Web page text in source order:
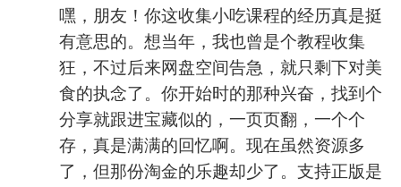
嘿，朋友！你这收集小吃课程的经历真是挺
有意思的。想当年，我也曾是个教程收集
狂，不过后来网盘空间告急，就只剩下对美
食的执念了。你开始时的那种兴奋，找到个
分享就跟进宝藏似的，一页页翻，一个个
存，真是满满的回忆啊。现在虽然资源多
了，但那份淘金的乐趣却少了。支持正版是